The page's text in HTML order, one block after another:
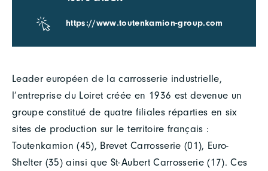
Leader européen de la carrosserie industrielle,
l’entreprise du Loiret créée en 1936 est devenue un
groupe constitué de quatre filiales réparties en six
sites de production sur le territoire français :
Toutenkamion (45), Brevet Carrosserie (01), Euro-
Shelter (35) ainsi que St-Aubert Carrosserie (17). Ces
https://www.toutenkamion-group.com